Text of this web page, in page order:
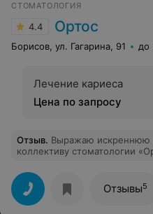
СТОМАТОЛОГИЯ
4.4 Ортос
Борисов, ул. Гагарина, 91 до
Лечение кариеса
Цена по запросу
Отзыв. Выражаю искреннюю
коллективу стоматологии
профессиональное
протезов. Желаю всем крепкого здоровья,
благополучия и успехов в
спасибо за внимательность
Отзывы5